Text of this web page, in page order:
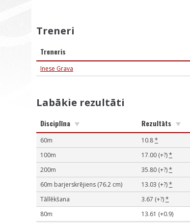
Treneri
Treneris
Inese Grava
Labākie rezultāti
Disciplīna Rezultāts
60m 10.8*
100m
17.00 (+?)*
200m
35.80 (+?)*
60m barjerskrējiens (76.2 cm)
13.03 (+?)*
Tāllēkšana
3.67 (+?)*
80m
13.61 (+0.9)